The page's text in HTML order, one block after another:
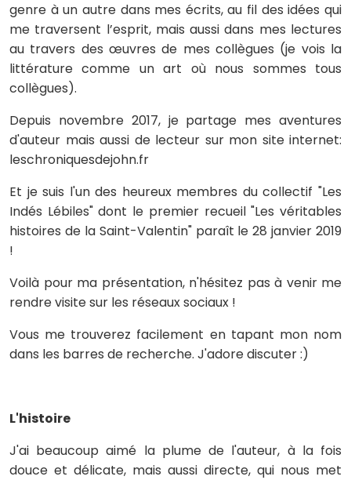
genre à un autre dans mes écrits, au fil des idées qui
me traversent l’esprit, mais aussi dans mes lectures
au travers des œuvres de mes collègues (je vois la
littérature comme un art où nous sommes tous
collègues).
Depuis novembre 2017, je partage mes aventures
d'auteur mais aussi de lecteur sur mon site internet:
leschroniquesdejohn.fr
Et je suis l'un des heureux membres du collectif "Les
Indés Lébiles" dont le premier recueil "Les véritables
histoires de la Saint-Valentin" paraît le 28 janvier 2019
!
Voilà pour ma présentation, n'hésitez pas à venir me
rendre visite sur les réseaux sociaux !
Vous me trouverez facilement en tapant mon nom
dans les barres de recherche. J'adore discuter :)
L'histoire
J'ai beaucoup aimé la plume de l'auteur, à la fois
douce et délicate, mais aussi directe, qui nous met